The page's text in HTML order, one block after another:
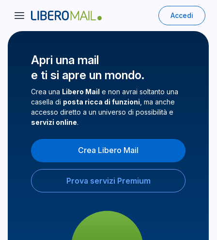
Accedi
Apri una mail
e ti si apre un mondo.
Crea una Libero Mail e non avrai soltanto una
casella di posta ricca di funzioni , ma anche
accesso diretto a un universo di possibilità e
servizi online.
Crea Libero Mail
Prova servizi Premium